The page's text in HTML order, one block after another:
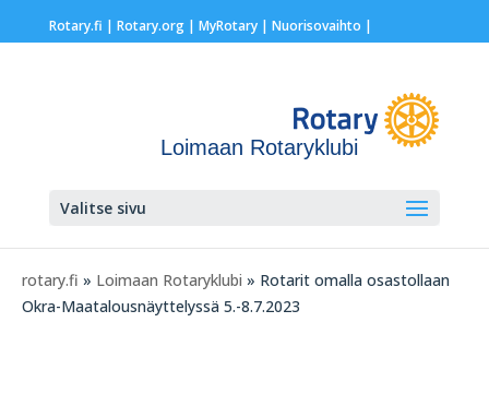
Rotary.fi | Rotary.org| MyRotary | Nuorisovaihto |
Loimaan Rotaryklubi
Valitse sivu
rotary.fi » Loimaan Rotaryklubi » Rotarit omalla osastollaan
Okra-Maatalousnäyttelyssä 5.-8.7.2023